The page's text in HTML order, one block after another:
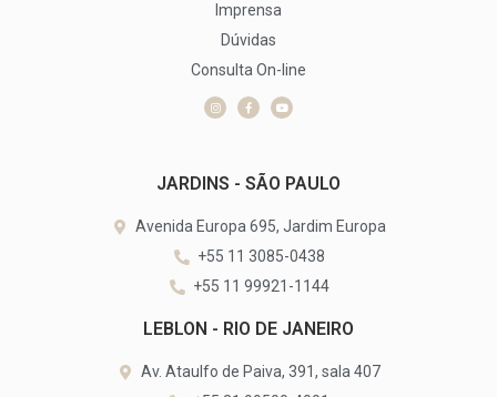
Imprensa
Dúvidas
Consulta On-line
JARDINS - SÃO PAULO
Avenida Europa 695, Jardim Europa
+55 11 3085-0438
+55 11 99921-1144
LEBLON - RIO DE JANEIRO
Av. Ataulfo de Paiva, 391, sala 407